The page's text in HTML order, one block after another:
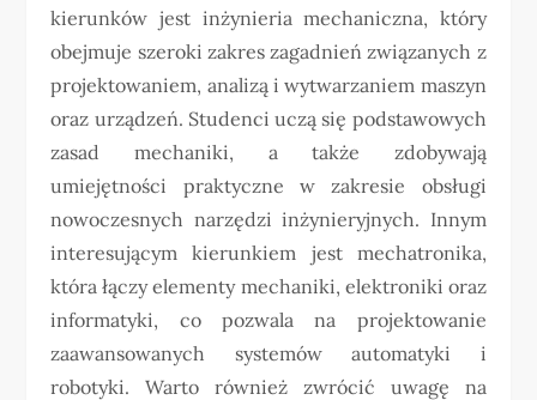
kierunków jest inżynieria mechaniczna, który
obejmuje szeroki zakres zagadnień związanych z
projektowaniem, analizą i wytwarzaniem maszyn
oraz urządzeń. Studenci uczą się podstawowych
zasad mechaniki, a także zdobywają
umiejętności praktyczne w zakresie obsługi
nowoczesnych narzędzi inżynieryjnych. Innym
interesującym kierunkiem jest mechatronika,
która łączy elementy mechaniki, elektroniki oraz
informatyki, co pozwala na projektowanie
zaawansowanych systemów automatyki i
robotyki. Warto również zwrócić uwagę na